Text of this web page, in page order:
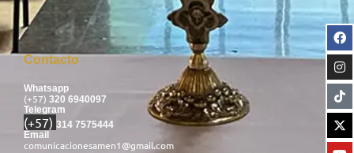
Contacto
Whatsapp
(+57) 320 6940097
Telegram
(+57) 314 7575444
Email
comunicacionesamen1@gmail.com